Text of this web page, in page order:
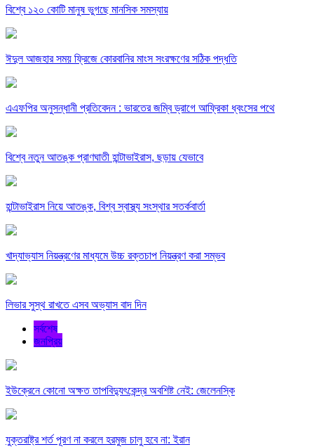
বিশ্বে ১২০ কোটি মানুষ ভুগছে মানসিক সমস্যায়
ঈদুল আজহার সময় ফ্রিজে কোরবানির মাংস সংরক্ষণের সঠিক পদ্ধতি
এএফপির অনুসন্ধানী প্রতিবেদন : ভারতের জম্বি ড্রাগে আফ্রিকা ধ্বংসের পথে
বিশ্বে নতুন আতঙ্ক প্রাণঘাতী হান্টাভাইরাস, ছড়ায় যেভাবে
হান্টাভাইরাস নিয়ে আতঙ্ক, বিশ্ব স্বাস্থ্য সংস্থার সতর্কবার্তা
খাদ্যাভ্যাস নিয়ন্ত্রণের মাধ্যমে উচ্চ রক্তচাপ নিয়ন্ত্রণ করা সম্ভব
লিভার সুস্থ রাখতে এসব অভ্যাস বাদ দিন
সর্বশেষ
জনপ্রিয়
ইউক্রেনে কোনো অক্ষত তাপবিদ্যুৎকেন্দ্র অবশিষ্ট নেই: জেলেনস্কি
যুক্তরাষ্ট্র শর্ত পূরণ না করলে হরমুজ চালু হবে না: ইরান